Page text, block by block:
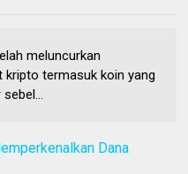
meluncurkan
kripto termasuk koin yang
Dana